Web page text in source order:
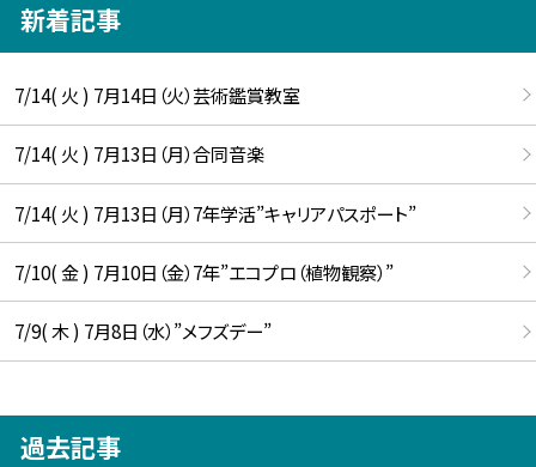
新着記事
7/14( 火 ) 7月14日（火）芸術鑑賞教室
7/14( 火 ) 7月13日（月）合同音楽
7/14( 火 ) 7月13日（月）7年学活”キャリアパスポート”
7/10( 金 ) 7月10日（金）7年”エコプロ（植物観察）”
7/9( 木 ) 7月8日（水）”メフズデー”
過去記事